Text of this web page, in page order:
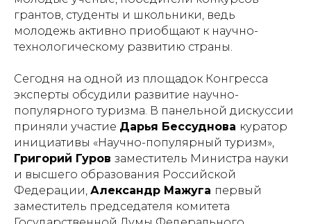
грантов, студенты и школьники, ведь
молодежь активно приобщают к научно-
технологическому развитию страны.
Сегодня на одной из площадок Конгресса
эксперты обсудили развитие научно-
популярного туризма. В панельной дискуссии
приняли участие Дарья Бессуднова куратор
инициативы «Научно-популярный туризм»,
Григорий Гуров заместитель Министра науки
и высшего образования Российской
Федерации, Александр Мажуга первый
заместитель председателя комитета